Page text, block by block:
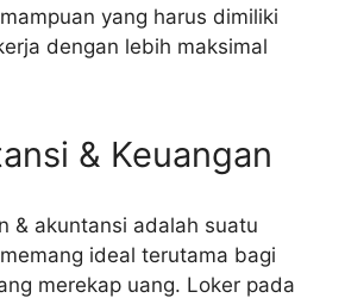
yang harus dimiliki
dengan lebih maksimal
& Keuangan
& akuntansi adalah suatu
ideal terutama bagi
merekap uang. Loker pada